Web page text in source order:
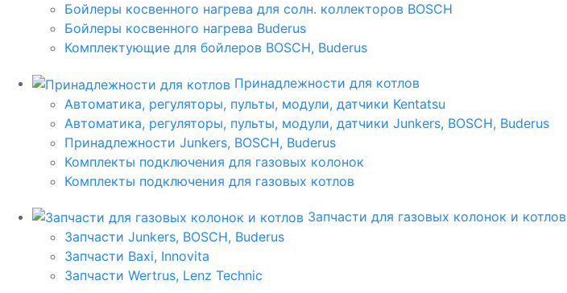
Бойлеры косвенного нагрева для солн. коллекторов BOSCH
Бойлеры косвенного нагрева Buderus
Комплектующие для бойлеров BOSCH, Buderus
Принадлежности для котлов
Автоматика, регуляторы, пульты, модули, датчики Kentatsu
Автоматика, регуляторы, пульты, модули, датчики Junkers, BOSCH, Buderus
Принадлежности Junkers, BOSCH, Buderus
Комплекты подключения для газовых колонок
Комплекты подключения для газовых котлов
Запчасти для газовых колонок и котлов
Запчасти Junkers, BOSCH, Buderus
Запчасти Baxi, Innovita
Запчасти Wertrus, Lenz Technic